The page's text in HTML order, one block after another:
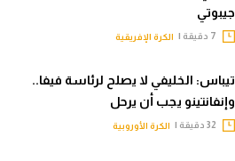
جيبوتي
الكرة الإفريقية
تيباس: الخليفي لا يصلح لرئاسة فيفا..
وإنفانتينو يجب أن يرحل
الكرة الأوروبية